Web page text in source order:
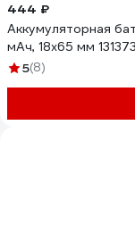
444 ₽
Аккумуляторная
мАч, 18x65 мм 131373
5(8)